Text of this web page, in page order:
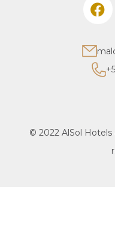
© 2022 AlSol Hotels